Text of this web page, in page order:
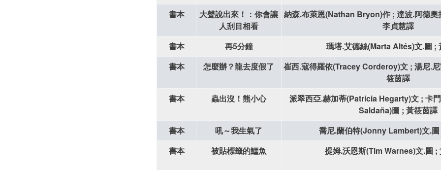
書本
大聲說出來！：你會讓
人刮目相看
納森.布萊恩(Nathan Bryon)作 ; 達波.阿德
李貞慧譯
書本
再5分鐘
瑪塔.艾德絲(Marta Altés)文.圖 ;
書本
怎麼辦？龍去度假了
崔西.寇得羅依(Tracey Corderoy)文 ; 湯尼.
筱茵譯
書本
蟲出沒！熊小心
派翠西亞.赫加蒂(Patricia Hegarty)文 ; 卡
Saldaña)圖 ; 黃筱茵譯
書本
吼～我生氣了
喬尼.蘭伯特(Jonny Lambert)文.
書本
被貼標籤的鱷魚 提姆.沃恩斯(Tim Warnes)文.圖 ;